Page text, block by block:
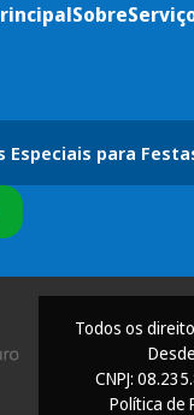
Sobre
Especiais para
Todos os
CNPJ:
Política de